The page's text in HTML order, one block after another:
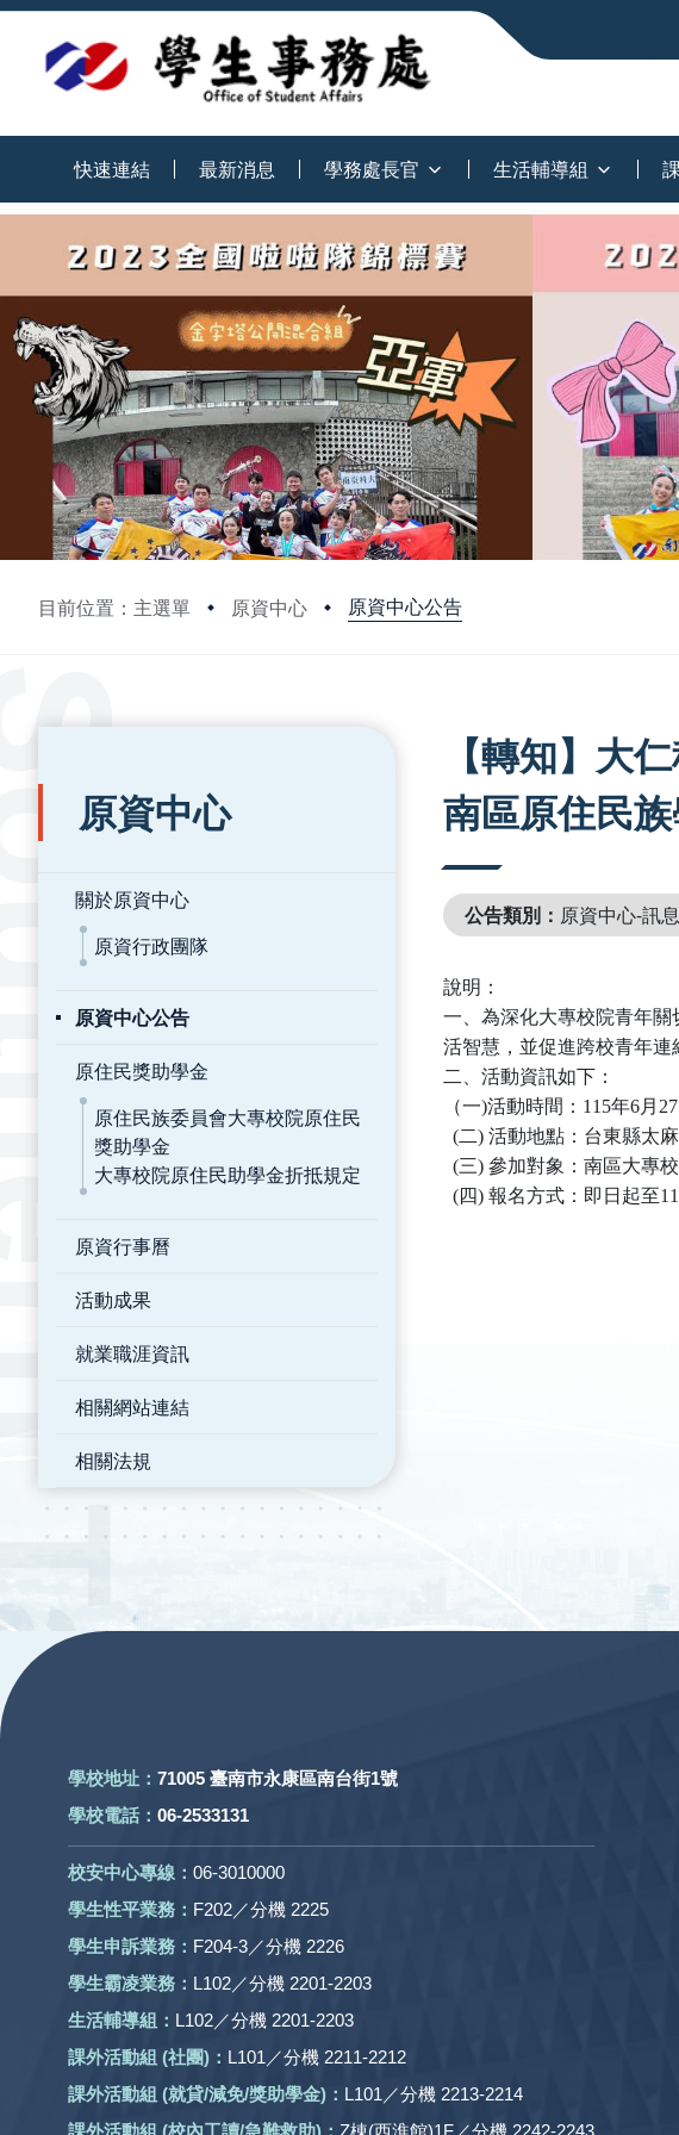
快速連結 最新消息 學務處長官 生活輔導組
目前位置：主選單 原資中心 原資中心公告
:::
原資中心
關於原資中心
原資行政團隊
原資中心公告
原住民獎助學金
原住民族委員會大專校院原住民
獎助學金
大專校院原住民助學金折抵規定
原資行事曆
活動成果
就業職涯資訊
相關網站連結
相關法規
【轉知】大
南區原住民
公告類別： 原資中心-訊
說明：
一、為深化大專校院青年
活智慧，並促進跨校青年連
二、活動資訊如下：
（一)活動時間：115年6月
(二) 活動地點：台東縣太
(三) 參加對象：南區大專校
(四) 報名方式：即日起至
:::
學校地址： 71005 臺南市永康區南台街1號
學校電話： 06-2533131
校安中心專線： 06-3010000
學生性平業務： F202／分機 2225
學生申訴業務： F204-3／分機 2226
學生霸凌業務： L102／分機 2201-2203
生活輔導組： L102／分機 2201-2203
課外活動組 (社團) ： L101／分機 2211-2212
課外活動組 (就貸/減免/獎助學金)： L101／分機 2213-2214
課外活動組 (校內工讀/急難救助) ： Z棟(西淮館)1F／分機 2242-2243